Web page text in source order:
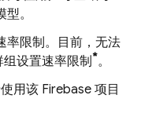
。
率限制。目前，无法
设置速率限制*。
用该 Firebase 项目